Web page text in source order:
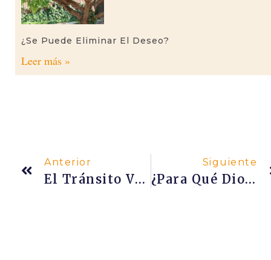
¿Se Puede Eliminar El Deseo?
Leer más »
Anterior
El Tránsito Vehicular Como Terreno De Prueba Interior
Siguiente
¿Para Qué Dios Creó Este Mundo?